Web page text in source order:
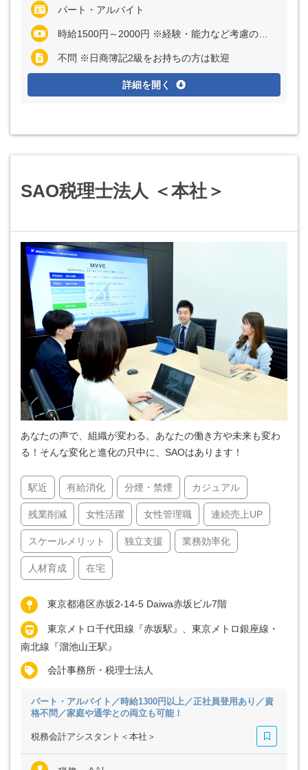
パート・アルバイト
時給1500円～2000円 ※経験・能力など考慮の上、決定いたします
不問 ※日商簿記2級をお持ちの方は歓迎
詳細を開く
SAO税理士法人 ＜本社＞
あなたの声で、組織が変わる。あなたの働き方や未来も変わ
る！そんな変化と進化の只中に、SAOはあります！
駅近 有給消化 分煙・禁煙 カジュアル
残業削減 女性活躍 女性管理職 連続売上UP
スケールメリット 独立支援 業務効率化
人材育成 在宅
東京都港区赤坂2-14-5 Daiwa赤坂ビル7階
東京メトロ千代田線『赤坂駅』、東京メトロ銀座線・
南北線『溜池山王駅』
会計事務所・税理士法人
パート・アルバイト／時給1300円以上／正社員登用あり／資
格不問／家庭や通学との両立も可能！
税務会計アシスタント＜本社＞